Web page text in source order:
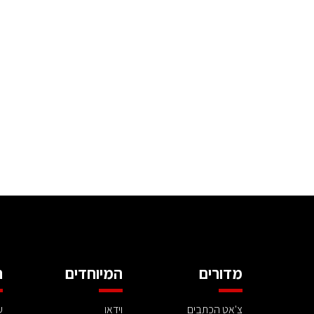
מדורים
צ'אט הכתבים
המיוחדים
וידאו